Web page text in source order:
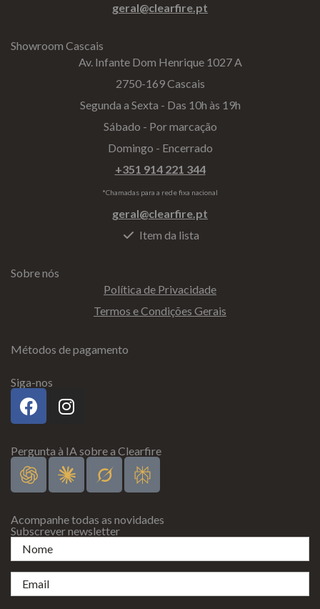
geral@clearfire.pt
Showroom Cascais
Av. Infante Dom Henrique 1027 A
2750-169 Cascais
Segunda a Sexta - Das 10h às 19h
Sábado - Por marcação
Domingo - Encerrado
+351 914 221 344
*Chamadas para a rede fixa nacional
geral@clearfire.pt
Item da lista
Sobre nós
Política de Privacidade
Termos e Condições Gerais
Métodos de pagamento
Siga-nos
Pergunta à IA sobre a Clearfire
Acompanhe todas as novidades
Subscrever newsletter